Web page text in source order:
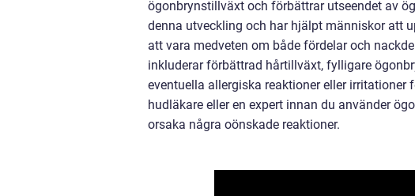
ögonbrynstillväxt och förbättrar utseendet av
denna utveckling och har hjälpt människor att
att vara medveten om både fördelar och
inkluderar förbättrad hårtillväxt, fylligare
eventuella allergiska reaktioner eller
hudläkare eller en expert innan du använder
orsaka några oönskade reaktioner.